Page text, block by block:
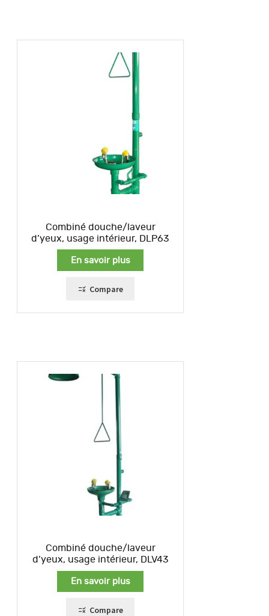
Combiné douche/laveur
d’yeux, usage intérieur, DLP63
En savoir plus
Compare
Combiné douche/laveur
d’yeux, usage intérieur, DLV43
En savoir plus
Compare